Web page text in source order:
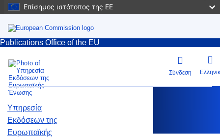
Επίσημος ιστότοπος της ΕΕ
Publications Office of the EU
Σύνδεση
Υπηρεσία
Εκδόσεων της
Ευρωπαϊκής